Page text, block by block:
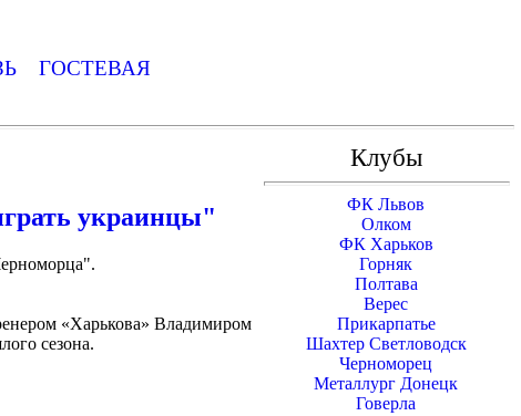
ГОСТЕВАЯ
украинцы"
«Харькова» Владимиром
сезона.
Клубы
ФК Львов
Олком
ФК Харьков
Горняк
Полтава
Верес
Прикарпатье
Шахтер Светловодск
Черноморец
Металлург Донецк
Говерла